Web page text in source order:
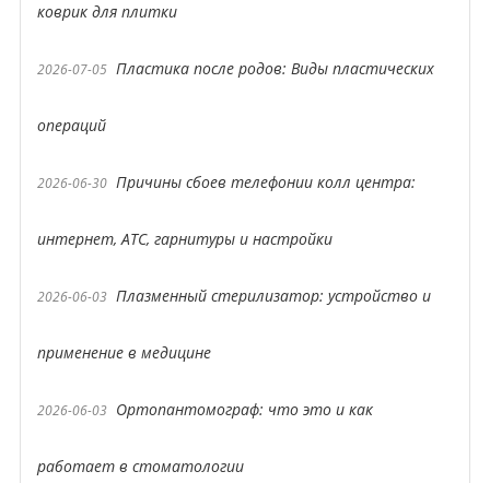
коврик для плитки
2026-07-05 Пластика после родов: Виды пластических
операций
2026-06-30 Причины сбоев телефонии колл центра:
интернет, АТС, гарнитуры и настройки
2026-06-03 Плазменный стерилизатор: устройство и
применение в медицине
2026-06-03 Ортопантомограф: что это и как
работает в стоматологии